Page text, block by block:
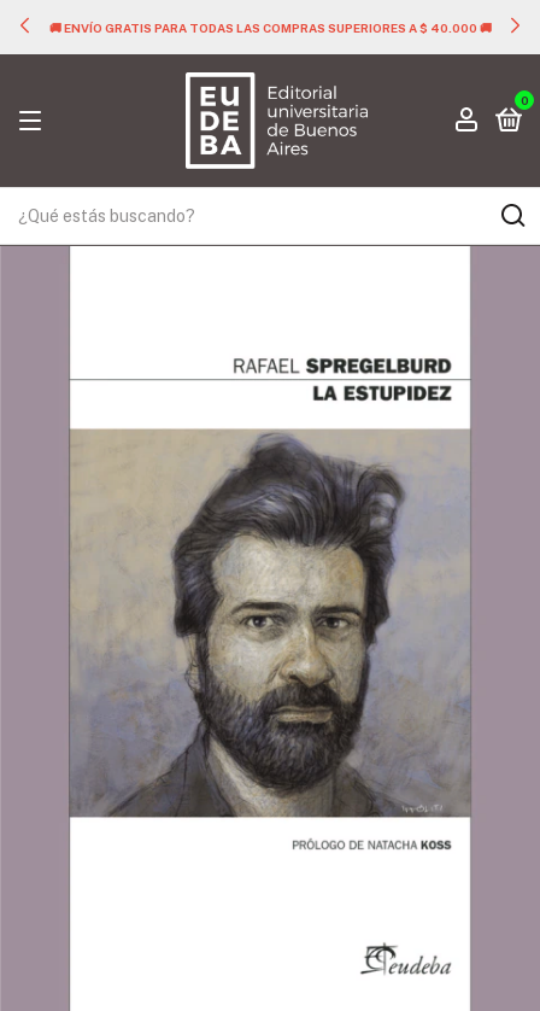
🚚 ENVÍO GRATIS PARA TODAS LAS COMPRAS SUPERIORES A $ 40.000
0